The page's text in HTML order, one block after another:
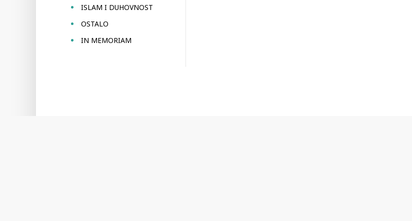
ISLAM I DUHOVNOST
OSTALO
IN MEMORIAM